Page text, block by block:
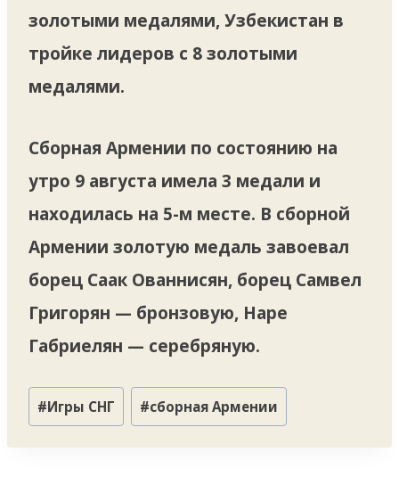
золотыми медалями, Узбекистан в
тройке лидеров с 8 золотыми
медалями.
Сборная Армении по состоянию на
утро 9 августа имела 3 медали и
находилась на 5-м месте. В сборной
Армении золотую медаль завоевал
борец Саак Ованнисян, борец Самвел
Григорян — бронзовую, Наре
Габриелян — серебряную.
Метки
записи:
#Игры СНГ #сборная Армении